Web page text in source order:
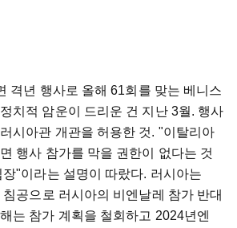
격년 행사로 올해 61회를 맞는 베니스
치적 암운이 드리운 건 지난 3월. 행사
시아관 개관을 허용한 것. "이탈리아
행사 참가를 막을 권한이 없다는 것
"이라는 설명이 따랐다. 러시아는
공으로 러시아의 비엔날레 참가 반대
는 참가 계획을 철회하고 2024년엔